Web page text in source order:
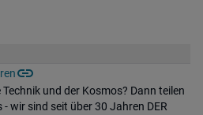
und der Kosmos? Dann teilen
wir sind seit über 30 Jahren DER